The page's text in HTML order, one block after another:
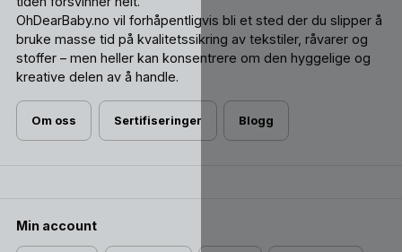
OhDearBaby.no vil forhåpentligvis bli et sted der du slipper å
bruke masse tid på kvalitetssikring av tekstiler, råvarer og
stoffer – men heller kan konsentrere om den hyggelige og
kreative delen av å handle.
Om oss Sertifiseringer Blogg
Min account